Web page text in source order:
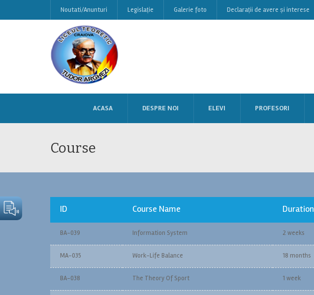
Noutati/Anunturi Legislație Galerie foto Declarații de avere și interese
ACASA DESPRE NOI ELEVI PROFESORI
Course
ID Course Name Duration
BA-039 Information System 2 weeks
MA-035 Work-Life Balance 18 months
BA-038 The Theory Of Sport 1 week